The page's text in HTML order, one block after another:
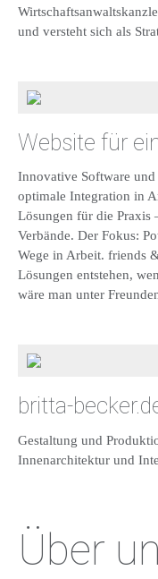
und versteht sich als
Website für
Innovative Software
optimale Integration in
Lösungen für die Praxis
Verbände. Der Fokus:
Wege in Arbeit. friends
Lösungen entstehen,
wäre man unter
britta-
Gestaltung und
Innenarchitektur und
Über